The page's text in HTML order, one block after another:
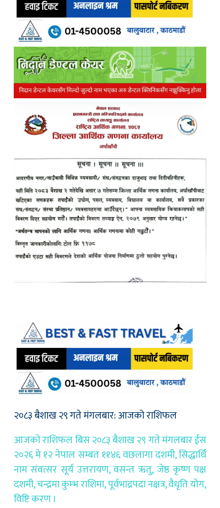
२०८३ बैशाख २९ गते मंगलबार: आजको राशिफल
आजको राशिफल बिस २०८३ बैशाख २९ गते मंगलबार ईस
२०२६ मे १२ नेपाल सम्बत ११४६ वछलागा दशमी, सिद्धार्थि
नाम संवत्सर सूर्य उत्तरायण, वसन्त ऋतु, जेष्ठ कृष्ण पक्ष
दशमी, चन्द्रमा कुम्भ राशिमा, पूर्वभाद्रपदा नक्षत्र, वैधृति योग,
विष्टि करण ।